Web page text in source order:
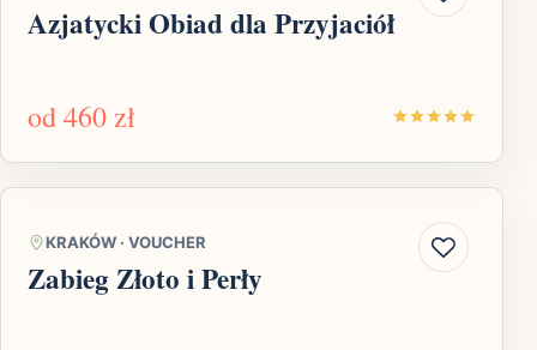
Azjatycki Obiad dla Przyjaciół
od460 zł
KRAKÓW · VOUCHER
Zabieg Złoto i Perły